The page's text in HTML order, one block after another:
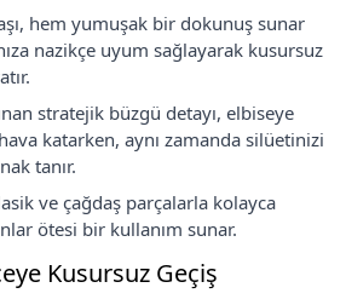
hem yumuşak bir dokunuş sunar
nazikçe uyum sağlayarak kusursuz
stratejik büzgü detayı, elbiseye
katarken, aynı zamanda silüetinizi
tanır.
ve çağdaş parçalarla kolayca
ötesi bir kullanım sunar.
Kusursuz Geçiş